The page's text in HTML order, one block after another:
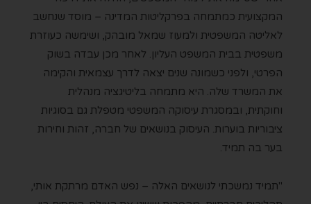
המקצועית כמתמחה בפרקליטות המדינה – מוסד שנחשב
לאליטה המשפטית ולמעוז שמאל מובהק, ושימשה כעוזרת
משפטית בבית המשפט העליון. לאחר מכן עבדה בשוק
הפרטי, ולפני כשמונה שנים יצאה לדרך עצמאית והקימה
את המשרד שלה. היא מתמחה בליטיגציה מנהלית
וחוקתית, ובמסגרת עיסוקה המשפטי מטפלת גם בסוגיות
ציבוריות בוערות. העיסוק בנושאים של חברה, זהות וחירות
בער בה תמיד.
"תמיד נמשכתי לנושאים האלה – נפש האדם מרתקת אותי,